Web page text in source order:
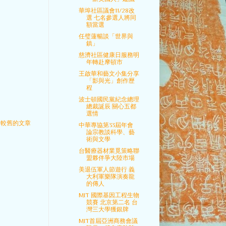
較舊的文章
華埠社區議會11/28改
選 七名參選人將同
額當選
任璧蓮暢談「世界與
鎮」
慈濟社區健康日服務明
年轉赴摩頓市
王啟華和藝文小集分享
「影與光」創作歷
程
波士頓國民黨紀念總理
總裁誕辰 關心五都
選情
中華專協第33屆年會
論宗教談科學、藝
術與文學
台醫療器材業覓策略聯
盟夥伴爭大陸市場
美退伍軍人節遊行 義
大利軍樂隊演奏龍
的傳人
MIT 國際基因工程生物
競賽 北京第二名 台
灣三大學獲銀牌
MIT首屆亞洲商務會議